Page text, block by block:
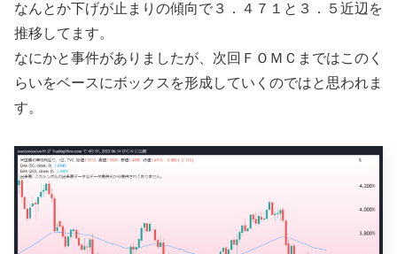
なんとか下げが止まりの傾向で３．４７１と３．５近辺を
推移してます。
なにかと事件がありましたが、次回ＦＯＭＣまではこのく
らいをベースにボックスを形成していくのではと思われま
す。